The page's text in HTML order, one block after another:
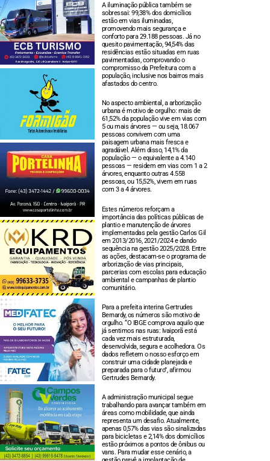
A iluminação pública também se
sobressai: 99,38% dos domicílios
estão em vias iluminadas,
promovendo mais segurança e
conforto para 29.188 pessoas. Já no
quesito pavimentação, 94,54% das
residências estão situadas em ruas
pavimentadas, comprovando o
compromisso da Prefeitura com a
população, inclusive nos bairros mais
afastados do centro.
No aspecto ambiental, a arborização
urbana é motivo de orgulho: mais de
61,52% da população vive em vias com
5 ou mais árvores — ou seja, 18.067
pessoas convivem com uma
paisagem urbana mais fresca e
agradável. Além disso, 14,1% da
população — o equivalente a 4.140
pessoas — residem em vias com 1 a 2
árvores, enquanto outras 4.558
pessoas, ou 15,52%, vivem em ruas
com 3 a 4 árvores.
Estes números reforçam a
importância das políticas públicas de
plantio e manutenção de árvores
implementadas pela gestão Carlos Gil
em 2013/2016, 2021/2024 e dando
sequência na gestão 2025/2028. Entre
as ações, destacam-se o programa de
arborização de vias principais,
parcerias com escolas para educação
ambiental e campanhas de plantio
comunitário.
Para a prefeita interina Gertrudes
Bernardy, os números são motivo de
orgulho. “O IBGE comprova aquilo que
já sentimos nas ruas: Ivaiporã está
cada vez mais estruturada,
desenvolvida, segura e acolhedora. Os
dados refletem o nosso esforço em
construir uma cidade planejada e
preparada para o futuro”, afirmou
Gertrudes Bernardy.
A administração municipal segue
trabalhando para avançar também em
áreas como mobilidade, que ainda
representa um desafio. Atualmente,
apenas 0,57% das vias são sinalizadas
para bicicletas e 2,14% dos domicílios
estão próximos a pontos de ônibus ou
vans. Para mudar esse cenário, a